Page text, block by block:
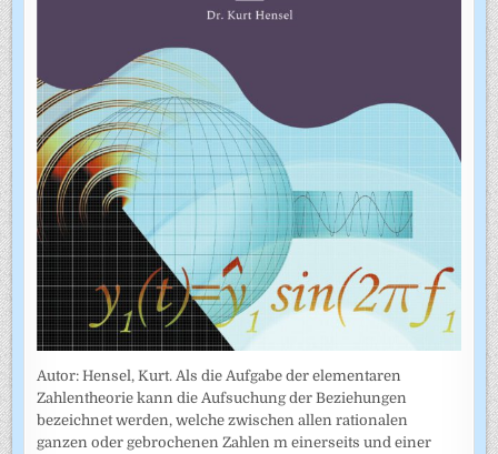
Autor: Hensel, Kurt. Als die Aufgabe der elementaren
Zahlentheorie kann die Aufsuchung der Beziehungen
bezeichnet werden, welche zwischen allen rationalen
ganzen oder gebrochenen Zahlen m einerseits und einer